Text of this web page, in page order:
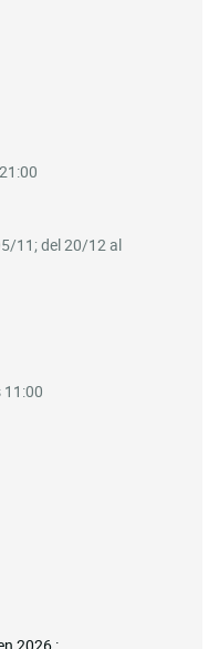
11:00
11; del 20/12 al